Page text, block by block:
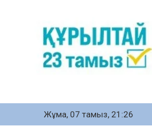
Жұма, 07 тамыз, 21:26